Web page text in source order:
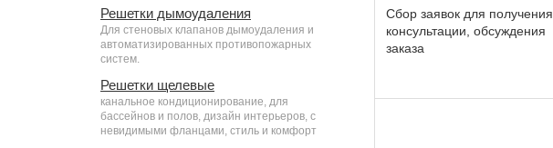
Сбор заявок для получения
консультации, обсуждения
заказа
Решетки дымоудаления
Для стеновых клапанов дымоудаления и
автоматизированных противопожарных
систем.
Решетки щелевые
канальное кондиционирование, для
бассейнов и полов, дизайн интерьеров, с
невидимыми фланцами, стиль и комфорт